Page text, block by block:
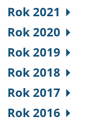
Rok 2021
Rok 2020
Rok 2019
Rok 2018
Rok 2017
Rok 2016